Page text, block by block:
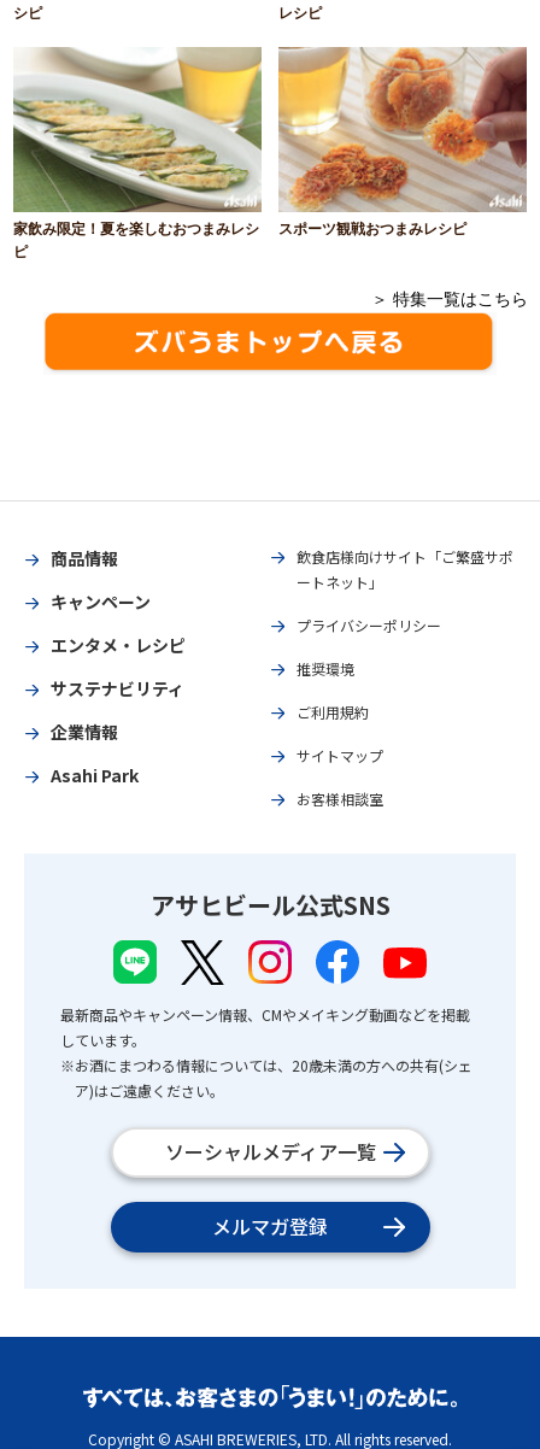
シピ
レシピ
家飲み限定！夏を楽しむおつまみレシ
ピ
スポーツ観戦おつまみレシピ
＞ 特集一覧はこちら
商品情報
キャンペーン
エンタメ・レシピ
サステナビリティ
企業情報
Asahi Park
飲食店様向けサイト「ご繁盛サポ
ートネット」
プライバシーポリシー
推奨環境
ご利用規約
サイトマップ
お客様相談室
アサヒビール公式SNS
最新商品やキャンペーン情報、CMやメイキング動画などを掲載
しています。
※お酒にまつわる情報については、20歳未満の方への共有(シェ
ア)はご遠慮ください。
ソーシャルメディア一覧
メルマガ登録
Copyright © ASAHI BREWERIES, LTD. All rights reserved.